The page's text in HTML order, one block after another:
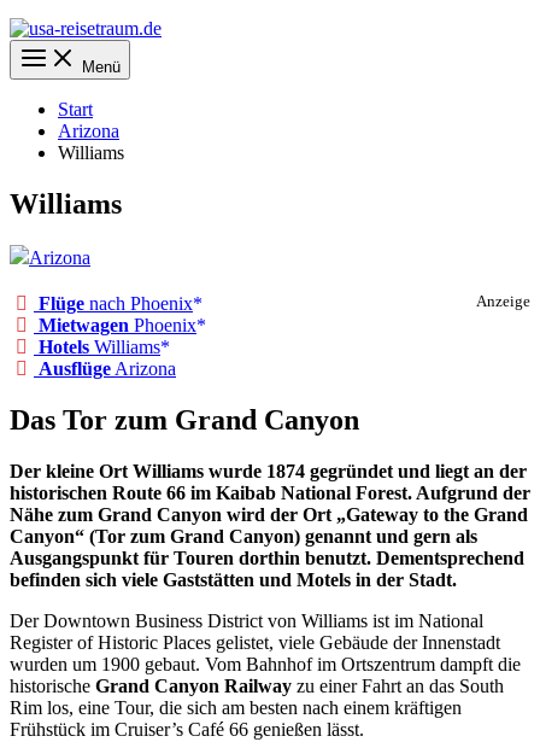
Menü
Start
Arizona
Williams
Williams
Arizona
Anzeige
Flüge nach Phoenix
Mietwagen Phoenix
Hotels Williams
Ausflüge Arizona
Das Tor zum Grand Canyon
Der kleine Ort Williams wurde 1874 gegründet und liegt an der
historischen Route 66 im Kaibab National Forest. Aufgrund der
Nähe zum Grand Canyon wird der Ort „Gateway to the Grand
Canyon“ (Tor zum Grand Canyon) genannt und gern als
Ausgangspunkt für Touren dorthin benutzt. Dementsprechend
befinden sich viele Gaststätten und Motels in der Stadt.
Der Downtown Business District von Williams ist im National
Register of Historic Places gelistet, viele Gebäude der Innenstadt
wurden um 1900 gebaut. Vom Bahnhof im Ortszentrum dampft die
historische Grand Canyon Railway zu einer Fahrt an das South
Rim los, eine Tour, die sich am besten nach einem kräftigen
Frühstück im Cruiser’s Café 66 genießen lässt.